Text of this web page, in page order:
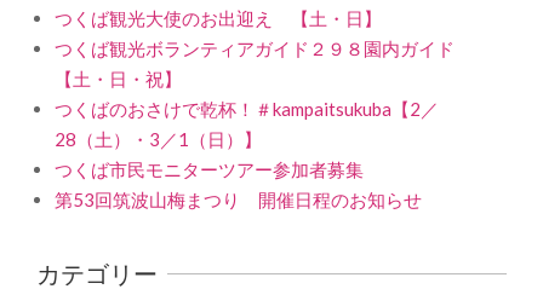
つくば観光大使のお出迎え 【土・日】
つくば観光ボランティアガイド２９８園内ガイド
【土・日・祝】
つくばのおさけで乾杯！＃kampaitsukuba【2／
28（土）・3／1（日）】
つくば市民モニターツアー参加者募集
第53回筑波山梅まつり 開催日程のお知らせ
カテゴリー